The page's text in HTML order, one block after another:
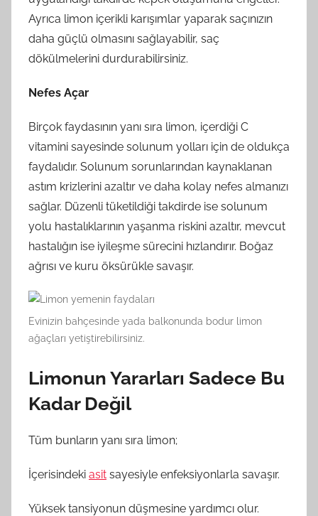
Ayrıca limon içerikli karışımlar yaparak saçınızın
daha güçlü olmasını sağlayabilir, saç
dökülmelerini durdurabilirsiniz.
Nefes Açar
Birçok faydasının yanı sıra limon, içerdiği C
vitamini sayesinde solunum yolları için de oldukça
faydalıdır. Solunum sorunlarından kaynaklanan
astım krizlerini azaltır ve daha kolay nefes almanızı
sağlar. Düzenli tüketildiği takdirde ise solunum
yolu hastalıklarının yaşanma riskini azaltır, mevcut
hastalığın ise iyileşme sürecini hızlandırır. Boğaz
ağrısı ve kuru öksürükle savaşır.
Evinizin bahçesinde yada balkonunda bodur limon
ağaçları yetiştirebilirsiniz.
Limonun Yararları Sadece Bu
Kadar Değil
Tüm bunların yanı sıra limon;
İçerisindeki asit sayesiyle enfeksiyonlarla savaşır.
Yüksek tansiyonun düşmesine yardımcı olur.